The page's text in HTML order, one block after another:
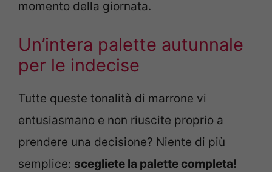
momento della giornata.
Un’intera palette autunnale
per le indecise
Tutte queste tonalità di marrone vi
entusiasmano e non riuscite proprio a
prendere una decisione? Niente di più
semplice: scegliete la palette completa!